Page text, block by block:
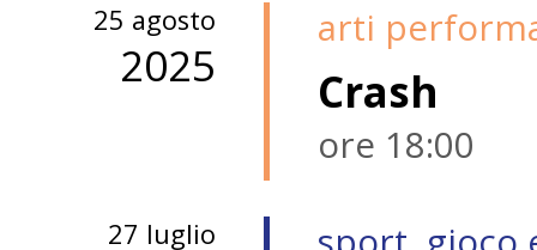
25 agosto
2025
arti
Crash
ore 18:00
27 luglio